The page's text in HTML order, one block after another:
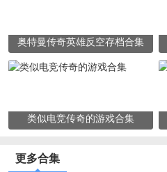
奥特曼传奇英雄反空存档合集
类似电竞传奇的游戏合集
更多合集